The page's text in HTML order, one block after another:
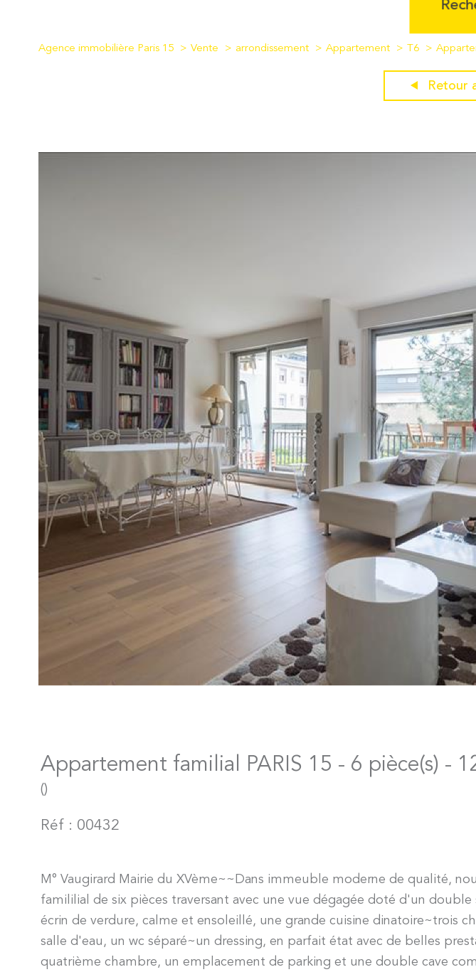
Agence immobilière Paris 15 Vente arrondissement Appartement T6
Retour
Appartement familial PARIS 15 - 6 pièce(s) -
()
Réf : 00432
M° Vaugirard Mairie du XVème~~Dans immeuble moderne de qualité,
famililial de six pièces traversant avec une vue dégagée doté d'un
écrin de verdure, calme et ensoleillé, une grande cuisine dinatoire~trois
salle d'eau, un wc séparé~un dressing, en parfait état avec de belles
quatrième chambre, un emplacement de parking et une double cave